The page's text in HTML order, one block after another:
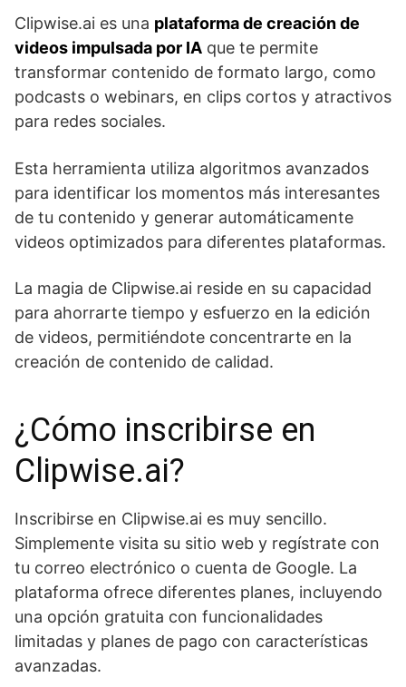
Clipwise.ai es una plataforma de creación de
videos impulsada por IA que te permite
transformar contenido de formato largo, como
podcasts o webinars, en clips cortos y atractivos
para redes sociales.
Esta herramienta utiliza algoritmos avanzados
para identificar los momentos más interesantes
de tu contenido y generar automáticamente
videos optimizados para diferentes plataformas.
La magia de Clipwise.ai reside en su capacidad
para ahorrarte tiempo y esfuerzo en la edición
de videos, permitiéndote concentrarte en la
creación de contenido de calidad.
¿Cómo inscribirse en
Clipwise.ai?
Inscribirse en Clipwise.ai es muy sencillo.
Simplemente visita su sitio web y regístrate con
tu correo electrónico o cuenta de Google. La
plataforma ofrece diferentes planes, incluyendo
una opción gratuita con funcionalidades
limitadas y planes de pago con características
avanzadas.